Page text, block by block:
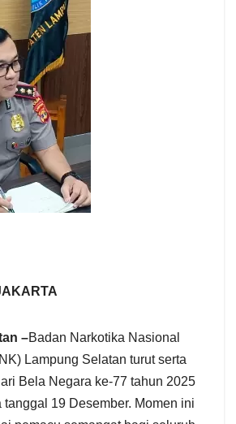
–Badan Narkotika Nasional
Lampung Selatan turut serta
Bela Negara ke-77 tahun 2025
19 Desember. Momen ini